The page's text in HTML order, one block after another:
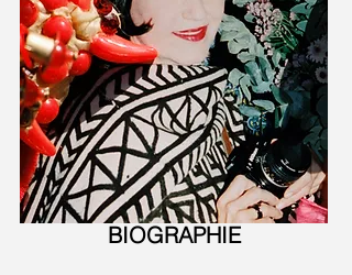
BIOGRAPHIE